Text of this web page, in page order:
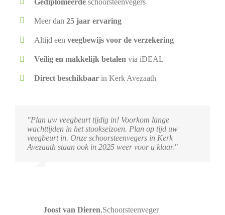
Meer dan25 jaar ervaring
Altijd eenveegbewijs voor de verzekering
Veilig en makkelijk betalen via iDEAL
Direct beschikbaar in Kerk Avezaath
"Plan uw veegbeurt tijdig in! Voorkom lange
wachttijden in het stookseizoen. Plan op tijd uw
veegbeurt in. Onze schoorsteenvegers in Kerk
Avezaath staan ook in 2025 weer voor u klaar."
Joost van Dieren,Schoorsteenveger